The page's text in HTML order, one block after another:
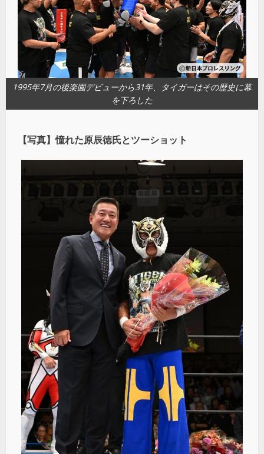
1995年7月の後楽園デビューから31年、タイガーはその歴史に幕
を下ろした
【写真】憧れた原辰徳氏とツーショット